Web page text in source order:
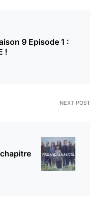
9 Episode 1 :
!
NEXT POST